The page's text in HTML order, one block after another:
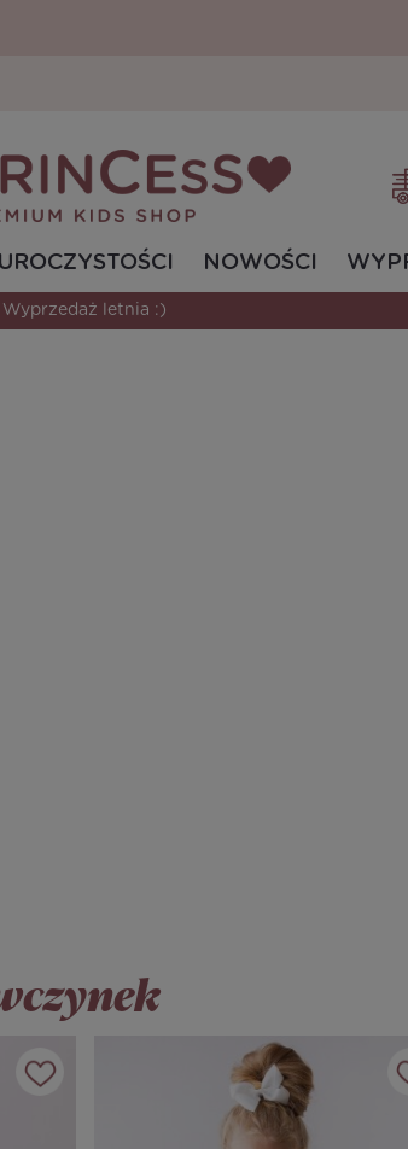
UROCZYSTOŚCI NOWOŚCI
modele w świetnych cenach.